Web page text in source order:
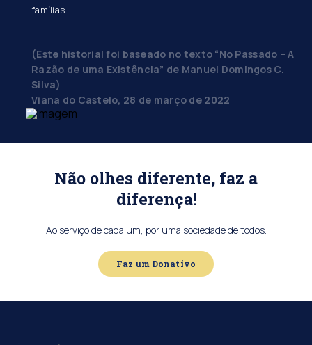
famílias.
(Este historial foi baseado no texto “No Passado – A
Razão de uma Existência” de Manuel Domingos C.
Silva)
Viana do Castelo, 28 de março de 2022
Não olhes diferente, faz a
diferença!
Ao serviço de cada um, por uma sociedade de todos.
Faz um Donativo